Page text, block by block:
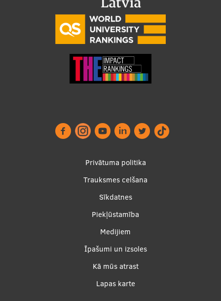
Privātuma politika
Trauksmes celšana
Sīkdatnes
Piekļūstamība
Medijiem
Īpašumi un izsoles
Kā mūs atrast
Lapas karte